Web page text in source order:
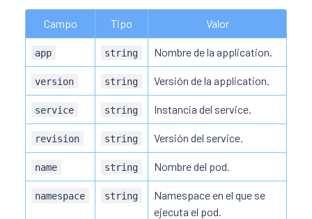
Campo Tipo Valor
app string Nombre de la application.
version string Versión de la application.
service string Instancia del service.
revision string Versión del service.
name string Nombre del pod.
namespace string
Namespace en el que se
ejecuta el pod.